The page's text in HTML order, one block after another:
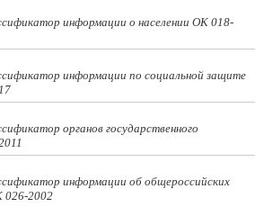
информации о населении ОК 018-
информации по социальной защите
органов государственного
информации об общероссийских
026-2002